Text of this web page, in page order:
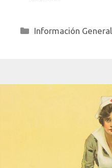
Categorías
Información General